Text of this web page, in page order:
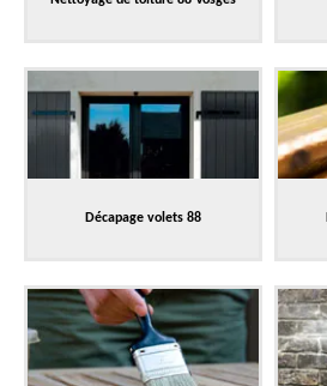
Décapage volets 88